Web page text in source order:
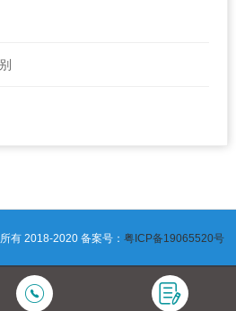
有 2018-2020 备案号： 粤ICP备19065520号